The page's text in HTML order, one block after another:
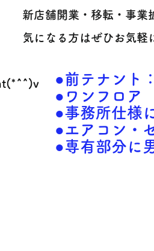
新店舗開業・移転・事業
気になる方はぜひお気軽
●前テナント
●ワンフロア
●事務所仕様
●エアコン・
●専有部分に